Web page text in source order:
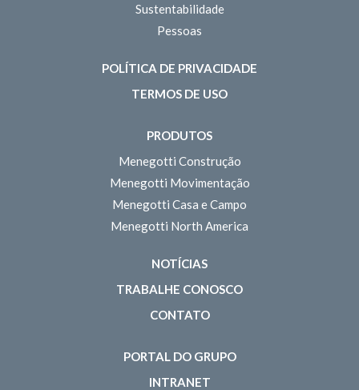
Sustentabilidade
Pessoas
POLÍTICA DE PRIVACIDADE
TERMOS DE USO
PRODUTOS
Menegotti Construção
Menegotti Movimentação
Menegotti Casa e Campo
Menegotti North America
NOTÍCIAS
TRABALHE CONOSCO
CONTATO
PORTAL DO GRUPO
INTRANET